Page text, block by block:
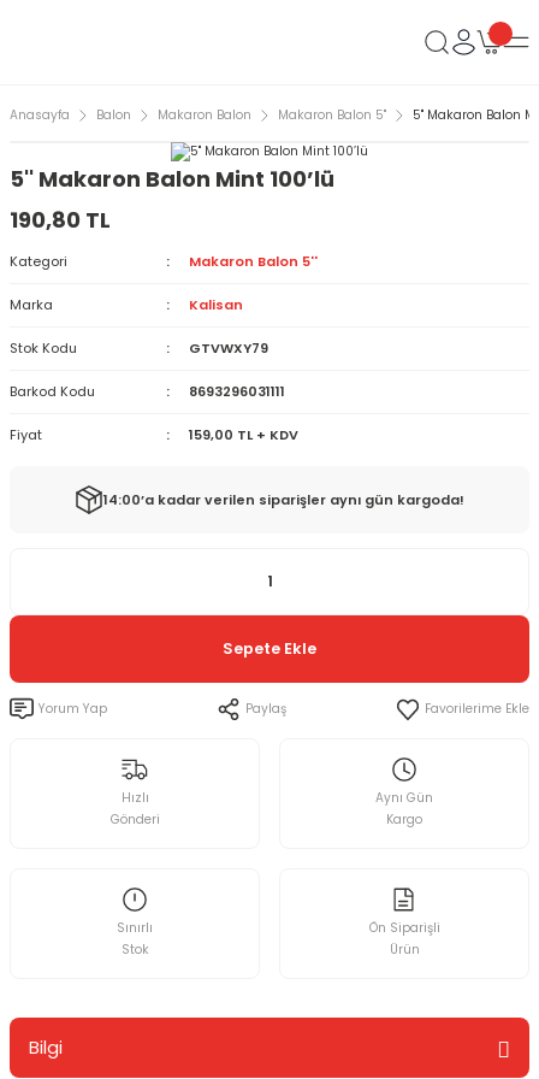
Anasayfa Balon Makaron Balon Makaron Balon 5'' 5'' Makaron Balon
5'' Makaron Balon Mint 100’lü
190,80 TL
Kategori Makaron Balon 5''
Marka Kalisan
Stok Kodu GTVWXY79
Barkod Kodu 8693296031111
Fiyat 159,00 TL + KDV
14:00’a kadar verilen siparişler aynı gün kargoda!
Sepete Ekle
Yorum Yap Paylaş
Hızlı
Gönderi
Aynı Gün
Kargo
Sınırlı
Stok
Ön Siparişli
Ürün
Bilgi